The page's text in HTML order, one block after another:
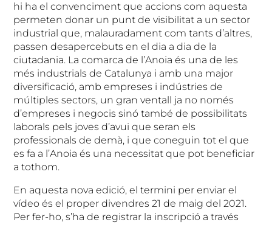
hi ha el convenciment que accions com aquesta
permeten donar un punt de visibilitat a un sector
industrial que, malauradament com tants d’altres,
passen desapercebuts en el dia a dia de la
ciutadania. La comarca de l’Anoia és una de les
més industrials de Catalunya i amb una major
diversificació, amb empreses i indústries de
múltiples sectors, un gran ventall ja no només
d’empreses i negocis sinó també de possibilitats
laborals pels joves d’avui que seran els
professionals de demà, i que coneguin tot el que
es fa a l’Anoia és una necessitat que pot beneficiar
a tothom.
En aquesta nova edició, el termini per enviar el
vídeo és el proper divendres 21 de maig del 2021.
Per fer-ho, s’ha de registrar la inscripció a través